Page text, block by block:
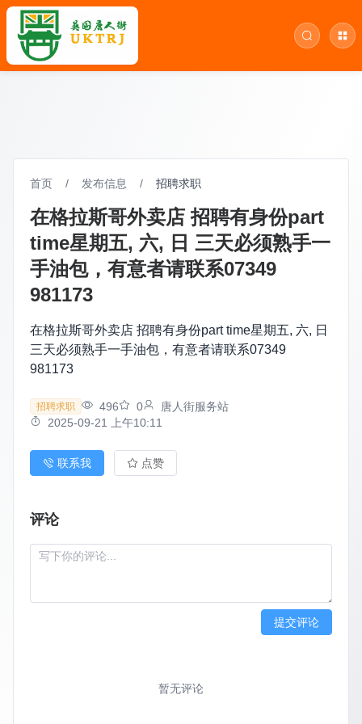
首页 / 发布信息 / 招聘求职
在格拉斯哥外卖店 招聘有身份part
time星期五, 六, 日 三天必须熟手一
手油包，有意者请联系07349
981173
在格拉斯哥外卖店 招聘有身份part time星期五, 六, 日
三天必须熟手一手油包，有意者请联系07349
981173
招聘求职 496 0
唐人街服务站
2025-09-21 上午10:11
联系我 点赞
评论
提交评论
暂无评论